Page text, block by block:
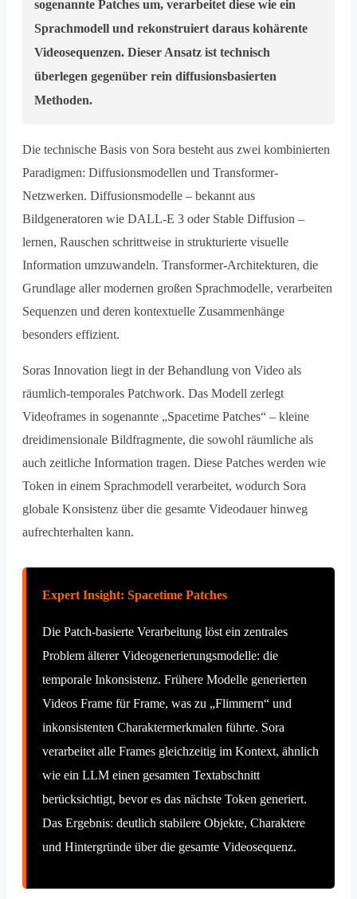
sogenannte Patches um, verarbeitet diese wie ein
Sprachmodell und rekonstruiert daraus kohärente
Videosequenzen. Dieser Ansatz ist technisch
überlegen gegenüber rein diffusionsbasierten
Methoden.
Die technische Basis von Sora besteht aus zwei kombinierten
Paradigmen: Diffusionsmodellen und Transformer-
Netzwerken. Diffusionsmodelle – bekannt aus
Bildgeneratoren wie DALL-E 3 oder Stable Diffusion –
lernen, Rauschen schrittweise in strukturierte visuelle
Information umzuwandeln. Transformer-Architekturen, die
Grundlage aller modernen großen Sprachmodelle, verarbeiten
Sequenzen und deren kontextuelle Zusammenhänge
besonders effizient.
Soras Innovation liegt in der Behandlung von Video als
räumlich-temporales Patchwork. Das Modell zerlegt
Videoframes in sogenannte „Spacetime Patches“ – kleine
dreidimensionale Bildfragmente, die sowohl räumliche als
auch zeitliche Information tragen. Diese Patches werden wie
Token in einem Sprachmodell verarbeitet, wodurch Sora
globale Konsistenz über die gesamte Videodauer hinweg
aufrechterhalten kann.
Expert Insight: Spacetime Patches
Die Patch-basierte Verarbeitung löst ein zentrales
Problem älterer Videogenerierungsmodelle: die
temporale Inkonsistenz. Frühere Modelle generierten
Videos Frame für Frame, was zu „Flimmern“ und
inkonsistenten Charaktermerkmalen führte. Sora
verarbeitet alle Frames gleichzeitig im Kontext, ähnlich
wie ein LLM einen gesamten Textabschnitt
berücksichtigt, bevor es das nächste Token generiert.
Das Ergebnis: deutlich stabilere Objekte, Charaktere
und Hintergründe über die gesamte Videosequenz.